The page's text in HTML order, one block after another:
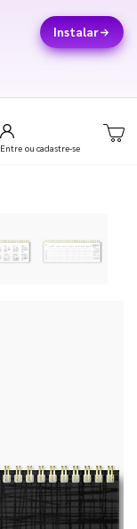
Instalar
Entre ou cadastre-se